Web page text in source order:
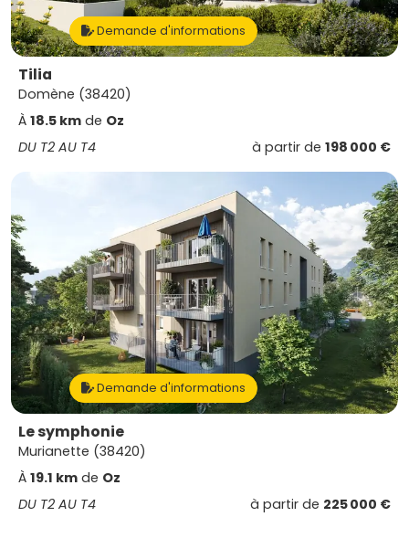
Demande d'informations
Tilia
Domène (38420)
À 18.5 km de Oz
DU T2 AU T4
à partir de 198 000 €
Demande d'informations
Le symphonie
Murianette (38420)
À 19.1 km de Oz
DU T2 AU T4
à partir de 225 000 €